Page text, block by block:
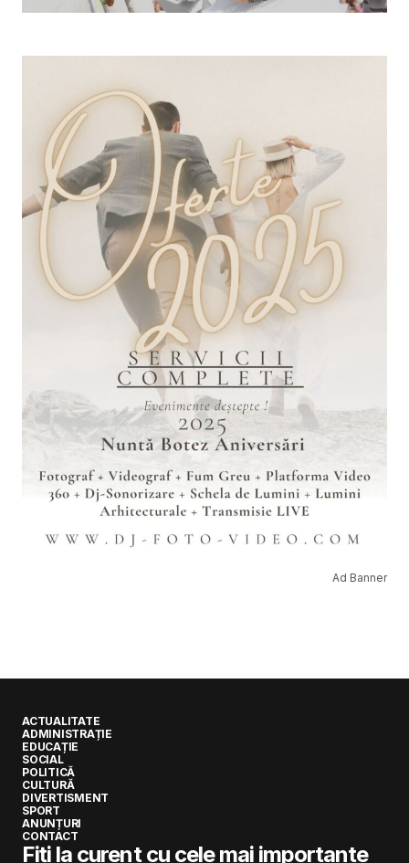
Ad Banner
ACTUALITATE
ADMINISTRAȚIE
EDUCAȚIE
SOCIAL
POLITICĂ
CULTURĂ
DIVERTISMENT
SPORT
ANUNȚURI
CONTACT
Fiți la curent cu cele mai importante